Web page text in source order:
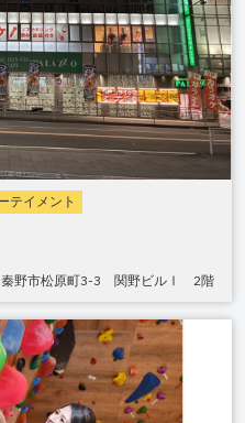
テイメント
秦野市松原町3-3 関野ビルⅠ 2階